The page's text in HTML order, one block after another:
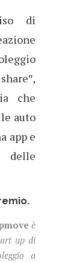
di
che
auto
app e
delle
è
up di
a